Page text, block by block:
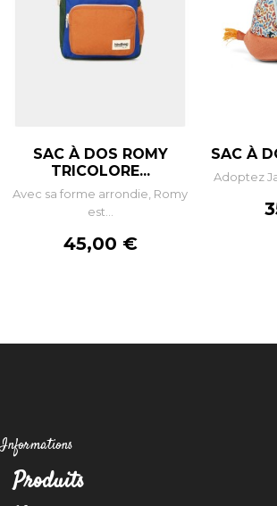
SAC À DOS ROMY
TRICOLORE...
Avec sa forme arrondie, Romy
est...
Prix
45,00 €
SAC À
Adoptez
Informations
Produits